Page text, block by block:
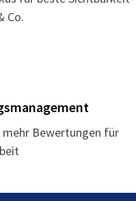
Co.
mehr Bewertungen für